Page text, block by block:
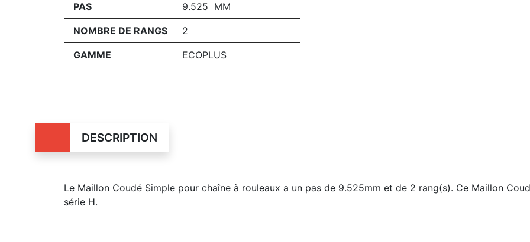
PAS 9.525 MM
NOMBRE DE RANGS 2
GAMME ECOPLUS
DESCRIPTION
Le Maillon Coudé Simple pour chaîne à rouleaux a un pas de 9.525mm et de 2 rang(s). Ce Maillon
série H.